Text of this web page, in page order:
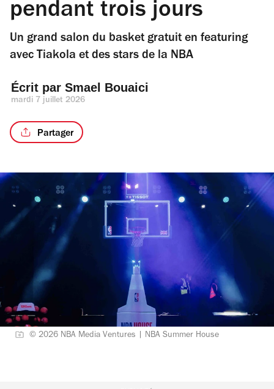
pendant trois jours
Un grand salon du basket gratuit en featuring
avec Tiakola et des stars de la NBA
Écrit par Smael Bouaici
mardi 7 juillet 2026
Partager
© 2026 NBA Media Ventures | NBA Summer House